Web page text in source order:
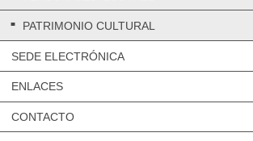
PATRIMONIO CULTURAL
SEDE ELECTRÓNICA
ENLACES
CONTACTO